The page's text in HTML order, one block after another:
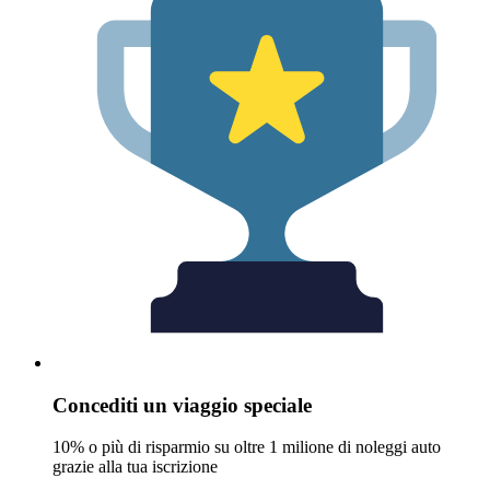
Concediti un viaggio speciale
10% o più di risparmio su oltre 1 milione di noleggi auto
grazie alla tua iscrizione